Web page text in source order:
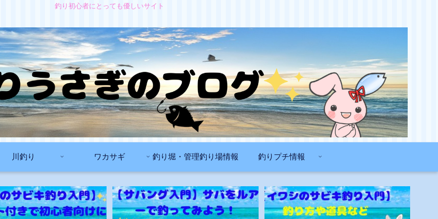
釣り初心者にとっても優しいサイト
川釣り ワカサギ 釣り堀・管理釣り場情報 釣りプチ情報